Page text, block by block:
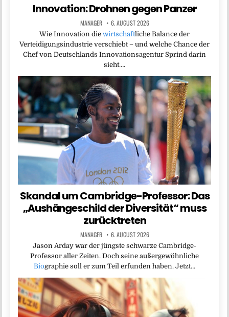
Innovation: Drohnen gegen Panzer
MANAGER 6. AUGUST 2026
Wie Innovation die wirtschaftliche Balance der
Verteidigungsindustrie verschiebt – und welche Chance der
Chef von Deutschlands Innovationsagentur Sprind darin
sieht….
Skandal um Cambridge-Professor: Das
„Aushängeschild der Diversität“ muss
zurücktreten
MANAGER 6. AUGUST 2026
Jason Arday war der jüngste schwarze Cambridge-
Professor aller Zeiten. Doch seine außergewöhnliche
Biographie soll er zum Teil erfunden haben. Jetzt…